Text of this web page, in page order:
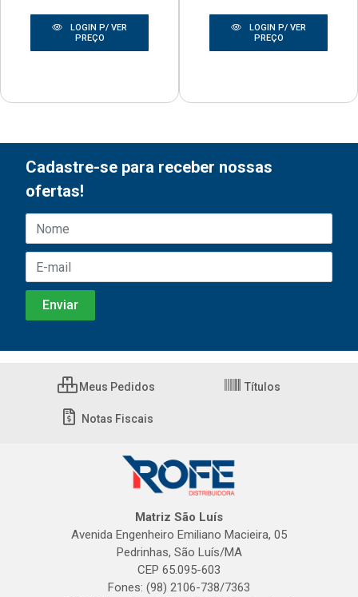
LOGIN P/ VER
PREÇO
LOGIN P/ VER
PREÇO
Cadastre-se para receber nossas
ofertas!
Meus Pedidos Títulos
Notas Fiscais
Matriz São Luís
Avenida Engenheiro Emiliano Macieira, 05
Pedrinhas, São Luís/MA
CEP 65.095-603
Fones: (98) 2106-738/7363